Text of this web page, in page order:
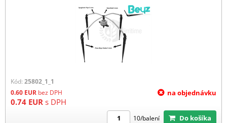
Kód: 25802_1_1
0.60 EUR bez DPH
0.74 EUR s DPH
na objednávku
10/balení Do košíka